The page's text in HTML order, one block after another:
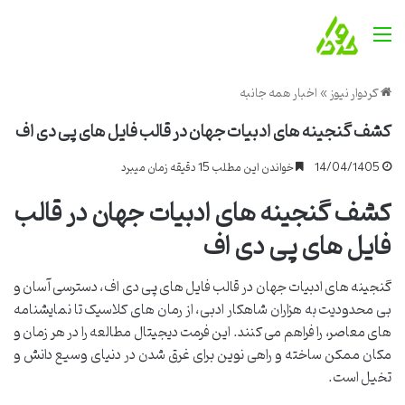
منو
کردوار نیوز»اخبار همه جانبه
کشف گنجینه های ادبیات جهان در قالب فایل های پی دی اف
14/04/1405 خواندن این مطلب 15 دقیقه زمان میبرد
کشف گنجینه های ادبیات جهان در قالب
فایل های پی دی اف
گنجینه های ادبیات جهان در قالب فایل های پی دی اف، دسترسی آسان و
بی محدودیت به هزاران شاهکار ادبی، از رمان های کلاسیک تا نمایشنامه
های معاصر، را فراهم می کنند. این فرمت دیجیتال مطالعه را در هر زمان و
مکان ممکن ساخته و راهی نوین برای غرق شدن در دنیای وسیع دانش و
تخیل است.